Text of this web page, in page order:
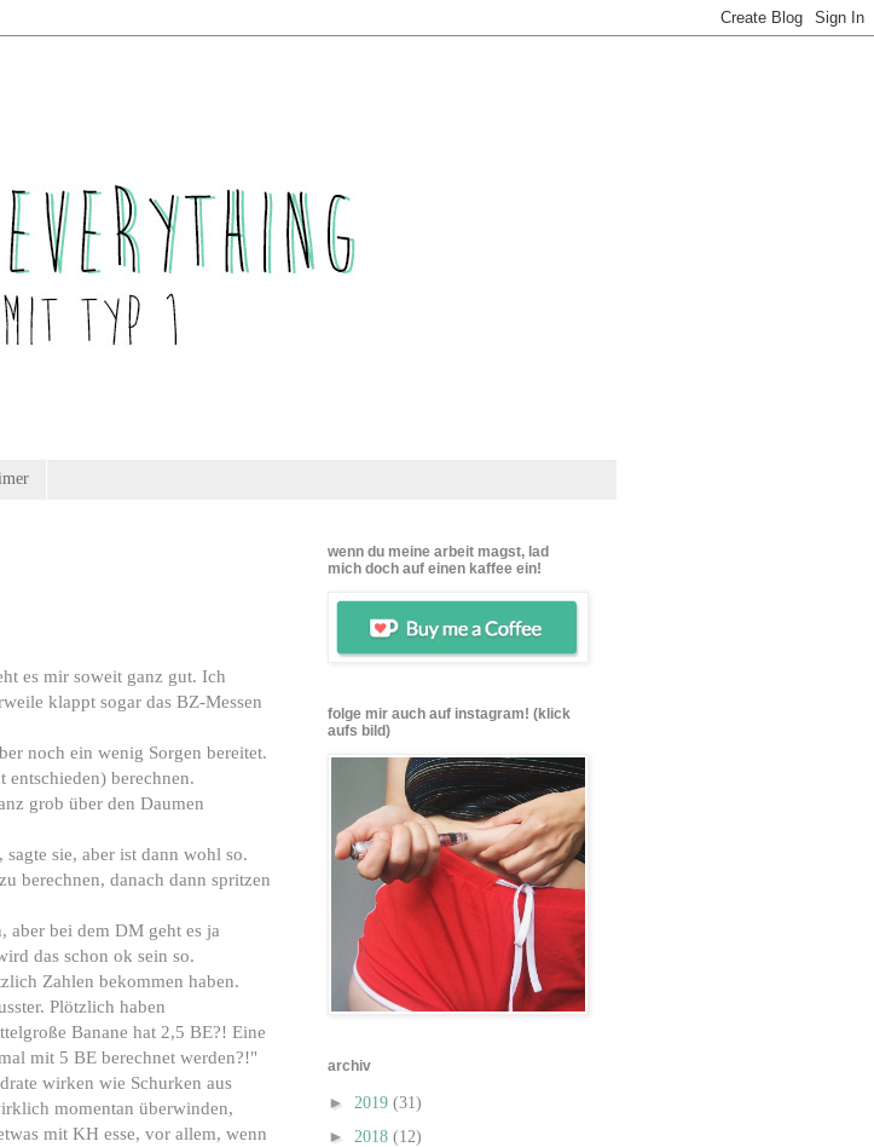
es mir soweit ganz gut. Ich
klappt sogar das BZ-Messen
noch ein wenig Sorgen bereitet.
berechnen.
grob über den Daumen
sie, aber ist dann wohl so.
berechnen, danach dann spritzen
aber bei dem DM geht es ja
das schon ok sein so.
Zahlen bekommen haben.
Plötzlich haben
Banane hat 2,5 BE?! Eine
mit 5 BE berechnet werden?!"
wirken wie Schurken aus
momentan überwinden,
mit KH esse, vor allem, wenn
wenn du meine arbeit magst, lad
mich doch auf einen kaffee ein!
folge mir auch auf instagram! (klick
aufs bild)
archiv
► 2019 (31)
► 2018 (12)